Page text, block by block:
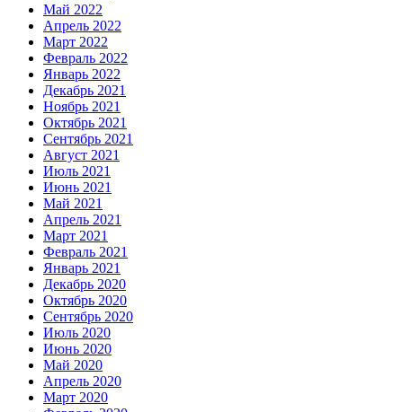
Май 2022
Апрель 2022
Март 2022
Февраль 2022
Январь 2022
Декабрь 2021
Ноябрь 2021
Октябрь 2021
Сентябрь 2021
Август 2021
Июль 2021
Июнь 2021
Май 2021
Апрель 2021
Март 2021
Февраль 2021
Январь 2021
Декабрь 2020
Октябрь 2020
Сентябрь 2020
Июль 2020
Июнь 2020
Май 2020
Апрель 2020
Март 2020